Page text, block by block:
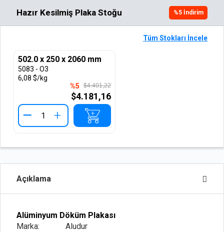
Hazır Kesilmiş Plaka Stoğu %5İndirim
Tüm Stokları İncele
502.0 x 250 x 2060 mm
5083 - O3
6,08 $/kg
%5
$4.401,22
$4.181,16
+
Açıklama
Alüminyum Döküm Plakası
Marka: Aludur